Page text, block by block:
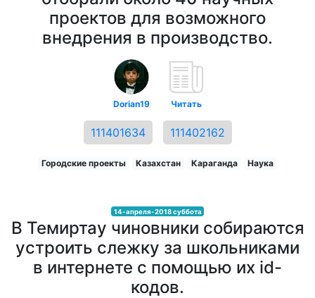
проектов для возможного
внедрения в производство.
Dorian19 Читать
111401634 111402162
Городские проекты Казахстан Караганда Наука
14-апреля-2018 суббота
В Темиртау чиновники собираются
устроить слежку за школьниками
в интернете с помощью их id-
кодов.